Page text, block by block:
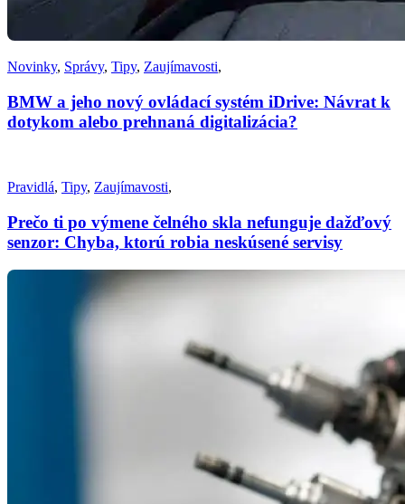
Novinky, Správy, Tipy, Zaujímavosti,
BMW a jeho nový ovládací systém iDrive: Návrat k
dotykom alebo prehnaná digitalizácia?
Pravidlá, Tipy, Zaujímavosti,
Prečo ti po výmene čelného skla nefunguje dažďový
senzor: Chyba, ktorú robia neskúsené servisy